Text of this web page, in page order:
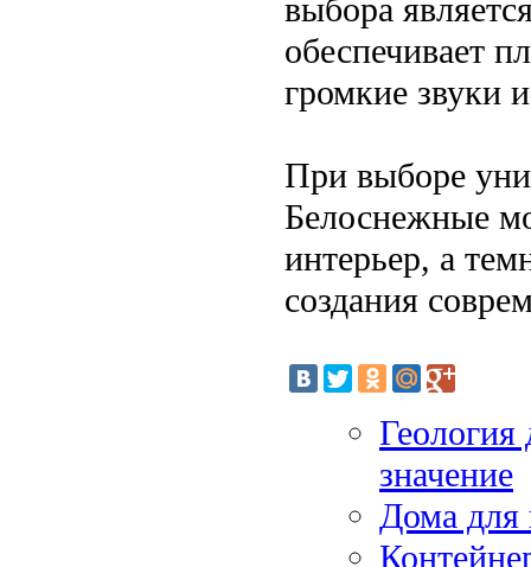
выбора
обеспечивает
громкие звуки
При выборе
Белоснежные
интерьер, а
создания
Геология
значение
Дома для